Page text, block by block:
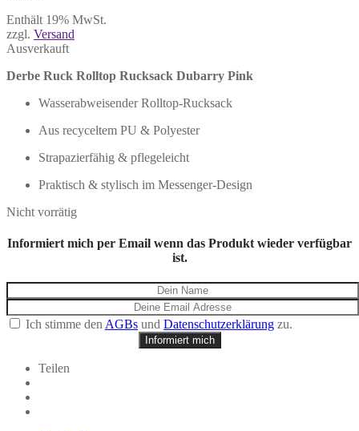
Enthält 19% MwSt.
zzgl. Versand
Ausverkauft
Derbe Ruck Rolltop Rucksack Dubarry Pink
Wasserabweisender Rolltop-Rucksack
Aus recyceltem PU & Polyester
Strapazierfähig & pflegeleicht
Praktisch & stylisch im Messenger-Design
Nicht vorrätig
Informiert mich per Email wenn das Produkt wieder verfügbar
ist.
Ich stimme denAGBs und Datenschutzerklärung zu.
Informiert mich
Teilen